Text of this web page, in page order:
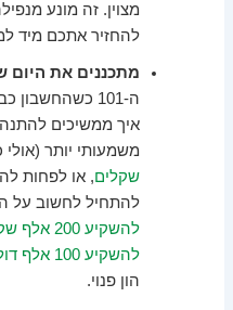
מצוין. זה מונע
להחזיר אתכם מיד
מתכננים את היום
ה-101
איך ממשיכים
משמעותי יותר
שקלים, או לפחות
להתחיל לחשוב על
להשקיע 200 אלף שקל
להשקיע 100 אלף דולר
הון פנוי.